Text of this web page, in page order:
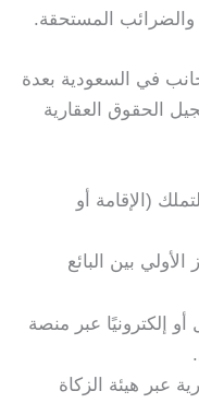
والضرائب المستحقة.
في السعودية بعدة
الحقوق العقارية
(الإقامة أو
بين البائع
إلكترونيًا عبر منصة
عبر هيئة الزكاة